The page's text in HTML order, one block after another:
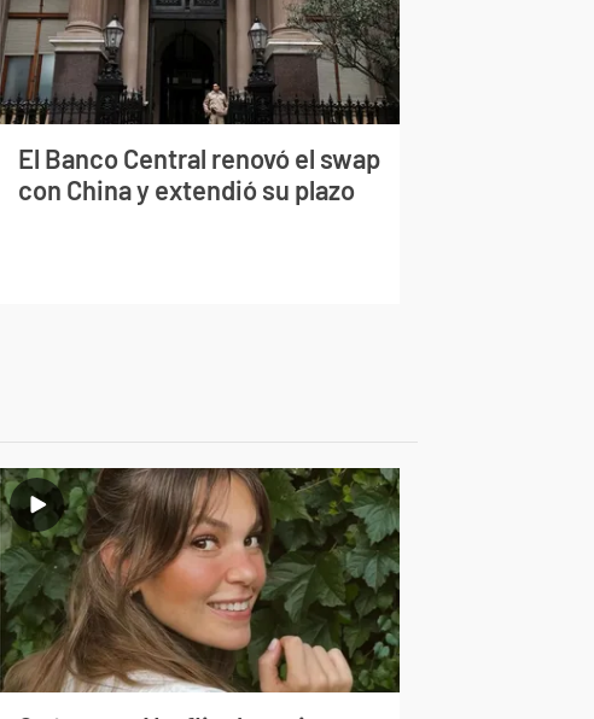
El Banco Central renovó el swap
con China y extendió su plazo